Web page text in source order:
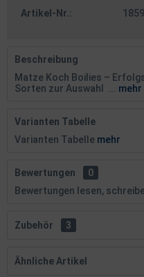
Artikel-Nr.:
Beschreibung
Matze Koch Boilies –
Sorten zur Auswahl ...
mehr
Varianten Tabelle
Varianten Tabelle mehr
Bewertungen
0
Bewertungen lesen,
Zubehör 3
Ähnliche Artikel